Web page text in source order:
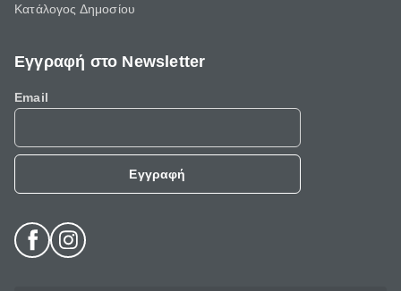
Κατάλογος Δημοσίου
Εγγραφή στο Newsletter
Email
Εγγραφή